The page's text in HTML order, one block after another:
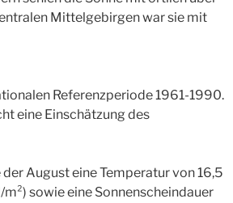
Mittelgebirgen war sie mit
Referenzperiode 1961-1990.
eine Einschätzung des
August eine Temperatur von 16,5
m²) sowie eine Sonnenscheindauer